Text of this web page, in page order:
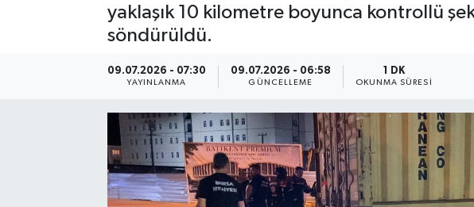
yaklaşık 10 kilometre boyunca kontrollü
söndürüldü.
09.07.2026 - 07:30
YAYINLANMA
09.07.2026 - 06:58
GÜNCELLEME
1 DK
OKUNMA SÜRESI
Son Dakika Haberleri